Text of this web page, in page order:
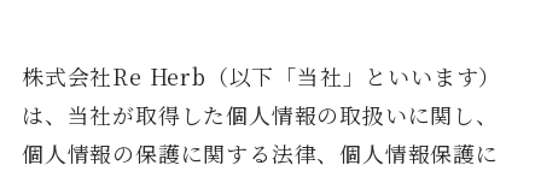
株式会社Re Herb（以下「当社」といいます）
は、当社が取得した個人情報の取扱いに関し、
個人情報の保護に関する法律、個人情報保護に